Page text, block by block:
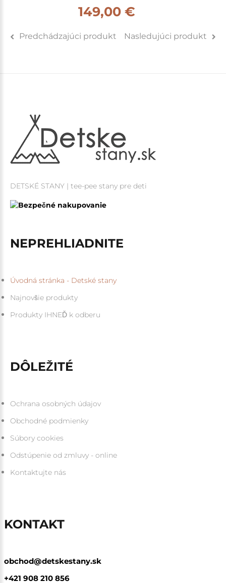
149,00 €
Predchádzajúci produkt Nasledujúci produkt
DETSKÉ STANY | tee-pee stany pre deti
NEPREHLIADNITE
Úvodná stránka - Detské stany
Najnovšie produkty
Produkty IHNEĎ k odberu
DÔLEŽITÉ
Ochrana osobných údajov
Obchodné podmienky
Súbory cookies
Odstúpenie od zmluvy - online
Kontaktujte nás
KONTAKT
obchod@detskestany.sk
+421 908 210 856